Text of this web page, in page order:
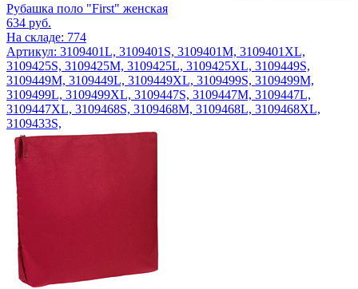
Рубашка поло "First" женская
634 руб.
На складе: 774
Артикул: 3109401L, 3109401S, 3109401M, 3109401XL,
3109425S, 3109425M, 3109425L, 3109425XL, 3109449S,
3109449M, 3109449L, 3109449XL, 3109499S, 3109499M,
3109499L, 3109499XL, 3109447S, 3109447M, 3109447L,
3109447XL, 3109468S, 3109468M, 3109468L, 3109468XL,
3109433S,